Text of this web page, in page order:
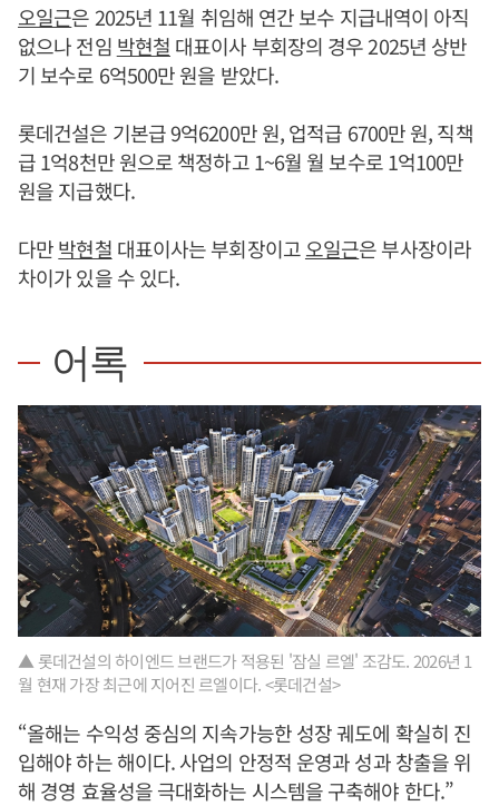
오일근은 2025년 11월 취임해 연간 보수 지급내역이 아직
없으나 전임 박현철 대표이사 부회장의 경우 2025년 상반
기 보수로 6억500만 원을 받았다.
롯데건설은 기본급 9억6200만 원, 업적급 6700만 원, 직책
급 1억8천만 원으로 책정하고 1~6월 월 보수로 1억100만
원을 지급했다.
다만박현철 대표이사는 부회장이고오일근은 부사장이라
차이가 있을 수 있다.
어록
▲ 롯데건설의 하이엔드 브랜드가 적용된 '잠실 르엘' 조감도. 2026년 1
월 현재 가장 최근에 지어진 르엘이다. <롯데건설>
“올해는 수익성 중심의 지속가능한 성장 궤도에 확실히 진
입해야 하는 해이다. 사업의 안정적 운영과 성과 창출을 위
해 경영 효율성을 극대화하는 시스템을 구축해야 한다.”